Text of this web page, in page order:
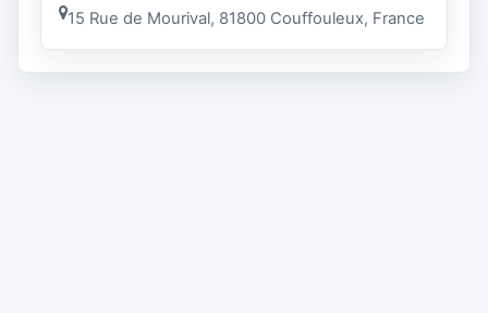
15 Rue de Mourival, 81800 Couffouleux, France